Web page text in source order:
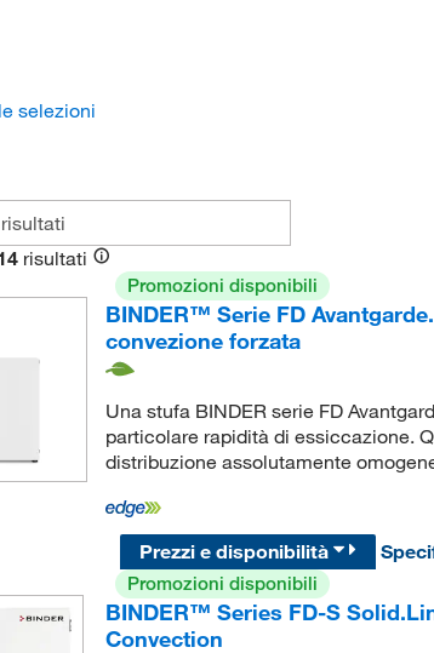
selezioni
risultati
Promozioni disponibili
BINDER™ Serie FD
convezione forzata
Una stufa BINDER serie FD
particolare rapidità di essiccazione.
distribuzione assolutamente
Prezzi e disponibilità
Promozioni disponibili
BINDER™ Series FD-S
Convection